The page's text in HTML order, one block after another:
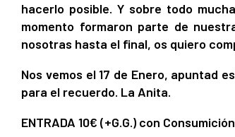
hacerlo posible. Y sobre todo
momento formaron parte de
nosotras hasta el final, os quiero
Nos vemos el 17 de Enero, apuntad
para el recuerdo. La Anita.
ENTRADA 10€ (+G.G.) con